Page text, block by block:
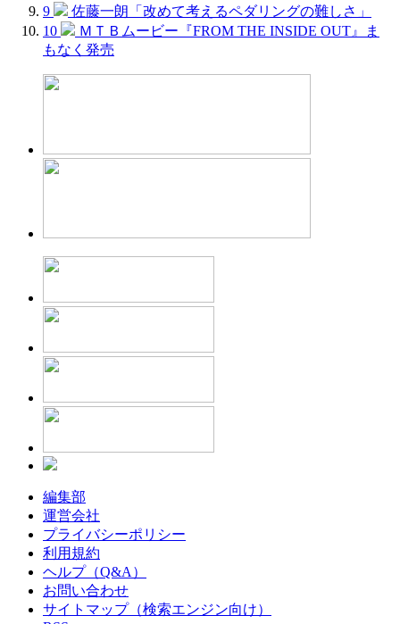
9
佐藤一朗「改めて考えるペダリングの難しさ」
10
ＭＴＢムービー『FROM THE INSIDE OUT』ま
もなく発売
編集部
運営会社
プライバシーポリシー
利用規約
ヘルプ（Q&A）
お問い合わせ
サイトマップ（検索エンジン向け）